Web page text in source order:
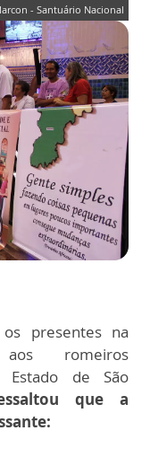
- Santuário Nacional
presentes na
romeiros
Estado de São
que a